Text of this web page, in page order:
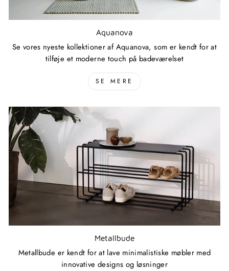
Aquanova
Se vores nyeste kollektioner af Aquanova, som er kendt for at
tilføje et moderne touch på badeværelset
SE MERE
Metallbude
Metallbude er kendt for at lave minimalistiske møbler med
innovative designs og løsninger